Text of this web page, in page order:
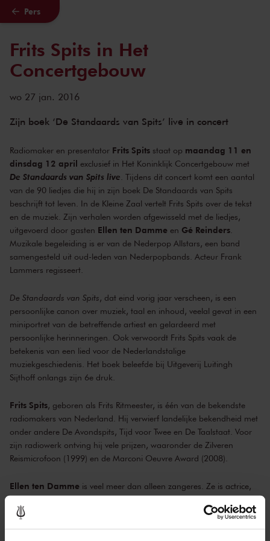
Naar hoofdcontent
Pers
Frits Spits in Het
Concertgebouw
wo 27 jan. 2016
Zijn boek ‘De Standaards van Spits’ live in concert
Radiomaker en presentator Frits Spits staat op maandag 11 en
dinsdag 12 april exclusief in Het Koninklijk Concertgebouw met
De Standaards van Spits live . Tijdens dit concert komt een aantal
van de 90 liedjes die hij in zijn boek De Standaards van Spits
beschrijft tot leven. In de Kleine Zaal vertelt Frits Spits over de tekst
en de muziek. Zijn verhalen worden afgewisseld met de liedjes,
uitgevoerd door gasten Ellen ten Damme en Gé Reinders
Muzikale begeleiding is er van de Nederpop Allstars, een band
samengesteld uit oud-leden van Nederpopbands. Acteur Frank
Lammers regisseert.
De Standaards van Spits, dat eind vorig jaar verscheen, is een
persoonlijke canon over muziek, taal en inhoud, veelal gevat in een
miniportret van de betreffende artiest en gelardeerd met
persoonlijke herinneringen. Ook verwoordt Frits Spits vaak de
betekenis van een lied voor de Nederlandstalige
muziekgeschiedenis. Het boek beleefde bij Uitgeverij Luitingh
Sijthoff onlangs zijn 6e druk.
Frits Spits, geboren als Frits Ritmeester, is één van de bekendste
radiomakers van Nederland. Hij verwierf landelijke bekendheid met
onder andere De Avondspits, Tijd voor Twee en De Taalstaat. Voor
zijn radiowerk ontving hij vele prijzen, waaronder de Zilveren
Reismicrofoon (1999) en de Marconi Oeuvre Award (2008).
Ellen ten Damme is veel meer dan alleen zangeres. Ze is actrice,
muzikant, stout meisje, circusartieste, vamp, componiste, danseres
en schrijfster. Dit kwam allemaal samen in de speciaal rondom